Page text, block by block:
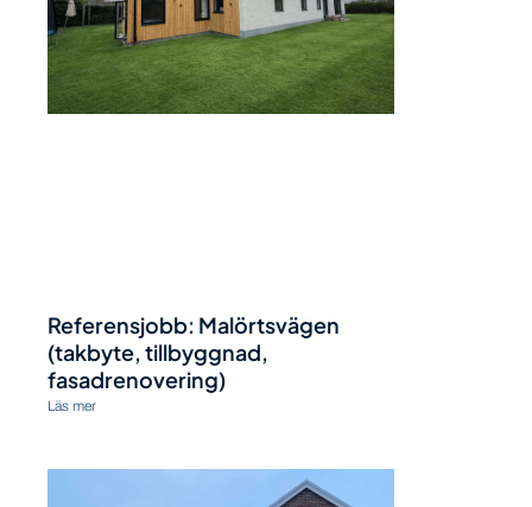
Referensjobb: Malörtsvägen
(takbyte, tillbyggnad,
fasadrenovering)
Läs mer